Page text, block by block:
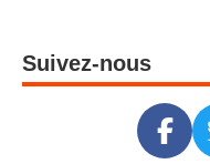
Suivez-nous